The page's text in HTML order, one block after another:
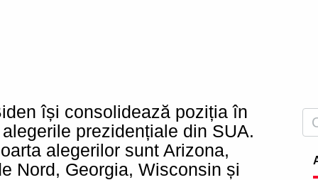
își consolidează poziția în
prezidențiale din SUA.
alegerilor sunt Arizona,
Nord, Georgia, Wisconsin și